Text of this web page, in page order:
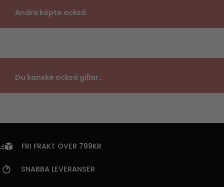
Andra köpte också
Du kanske också gillar..
FRI FRAKT ÖVER 799KR
SNABBA LEVERANSER